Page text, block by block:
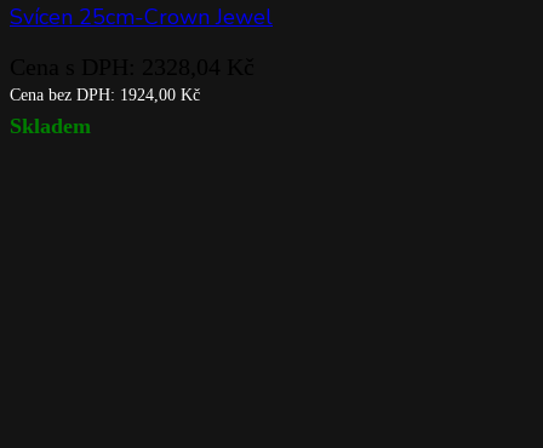
Svícen 25cm-Crown Jewel
Cena bez DPH: 1924,00 Kč
Skladem